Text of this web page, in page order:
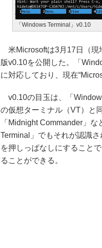
「Windows Terminal」v0.10
米Microsoftは3月17日（現
版v0.10を公開した。「
に対応しており、現在
v0.10の目玉は、「
の仮想ターミナル（VT）と
「Midnight Commander」
Terminal」でもそれが認識
を押しっぱなしにすること
ることができる。